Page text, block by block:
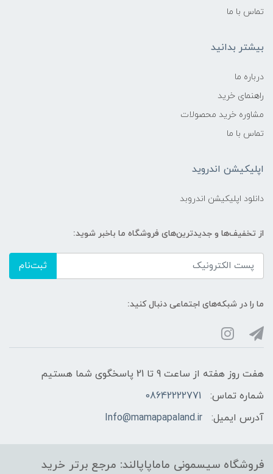
تماس با ما
بیشتر بدانید
درباره ما
راهنمای خرید
مشاوره خرید محصولات
تماس با ما
اپلیکیشن اندروید
دانلود اپلیکیشن اندروبد
از تخفیف‌ها و جدیدترین‌های فروشگاه ما باخبر شوید:
ثبت‌نام
ما را در شبکه‌های اجتماعی دنبال کنید:
هفت روز هفته از ساعت 9 تا 21 پاسخگوی شما هستیم
شماره تماس:
08642222771
آدرس ایمیل:
Info@mamapapaland.ir
فروشگاه سیسمونی ماماپاپالند: مرجع برتر خرید